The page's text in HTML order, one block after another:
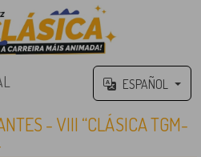
ESPAÑOL
- VIII “CLÁSICA TGM-